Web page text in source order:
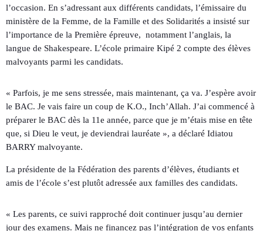
l’occasion. En s’adressant aux différents candidats, l’émissaire du
ministère de la Femme, de la Famille et des Solidarités a insisté sur
l’importance de la Première épreuve, notamment l’anglais, la
langue de Shakespeare. L’école primaire Kipé 2 compte des élèves
malvoyants parmi les candidats.
« Parfois, je me sens stressée, mais maintenant, ça va. J’espère avoir
le BAC. Je vais faire un coup de K.O., Inch’Allah. J’ai commencé à
préparer le BAC dès la 11e année, parce que je m’étais mise en tête
que, si Dieu le veut, je deviendrai lauréate », a déclaré Idiatou
BARRY malvoyante.
La présidente de la Fédération des parents d’élèves, étudiants et
amis de l’école s’est plutôt adressée aux familles des candidats.
« Les parents, ce suivi rapproché doit continuer jusqu’au dernier
jour des examens. Mais ne financez pas l’intégration de vos enfants